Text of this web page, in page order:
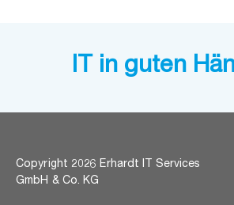
IT in guten
Copyright 2026 Erhardt IT Services
GmbH & Co. KG